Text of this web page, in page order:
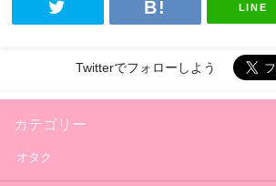
LINE
Twitterでフォローしよう
カテゴリー
オタク